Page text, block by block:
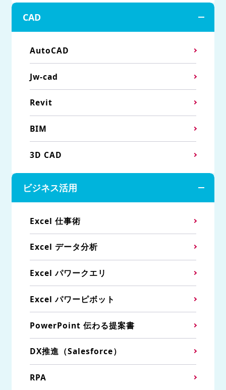
CAD
AutoCAD
Jw-cad
Revit
BIM
3D CAD
ビジネス活用
Excel 仕事術
Excel データ分析
Excel パワークエリ
Excel パワーピボット
PowerPoint 伝わる提案書
DX推進（Salesforce）
RPA